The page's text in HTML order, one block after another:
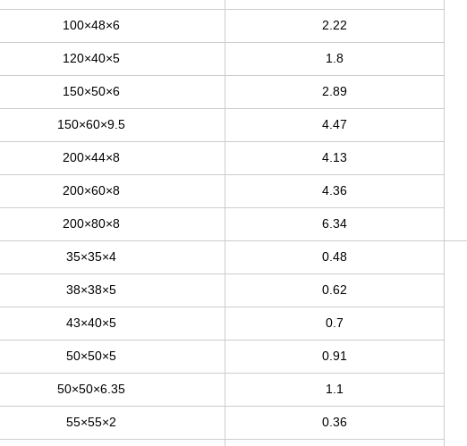
100×48×6 2.22
120×40×5 1.8
150×50×6 2.89
150×60×9.5 4.47
200×44×8 4.13
200×60×8 4.36
200×80×8 6.34
35×35×4 0.48
38×38×5 0.62
43×40×5 0.7
50×50×5 0.91
50×50×6.35 1.1
55×55×2 0.36